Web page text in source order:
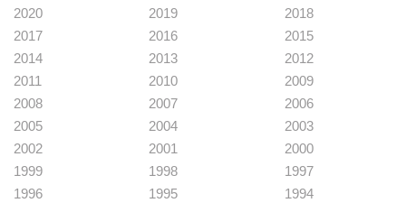
2020
2019
2018
2017
2016
2015
2014
2013
2012
2011
2010
2009
2008
2007
2006
2005
2004
2003
2002
2001
2000
1999
1998
1997
1996
1995 1994